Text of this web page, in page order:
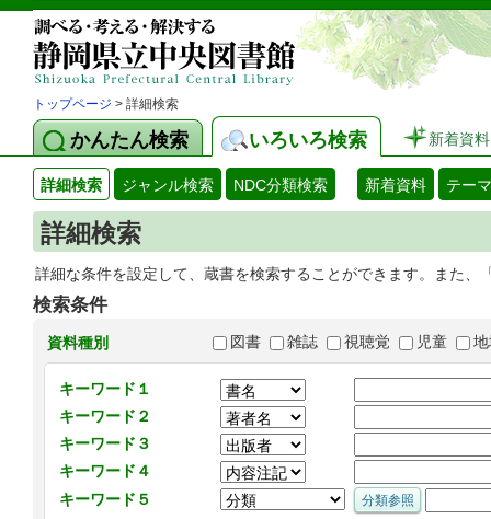
トップページ > 詳細検索
かんたん検索 いろいろ検索 新着資料
詳細検索 ジャンル検索 NDC分類検索 新着資料 テー
詳細検索
詳細な条件を設定して、蔵書を検索することができます。また
検索条件
資料種別 図書 雑誌 視聴覚 児童
キーワード１
キーワード２
キーワード３
キーワード４
キーワード５